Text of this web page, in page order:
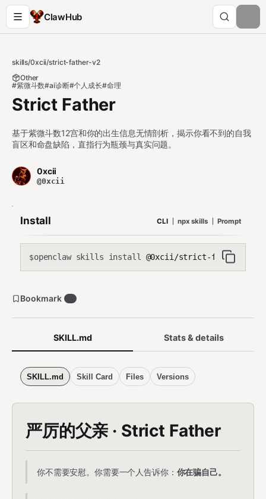
ClawHub
skills/0xcii/strict-father-v2
Other
#紫微斗数#ai诊断#个人成长#命理
Strict Father
基于紫微斗数12宫和你的出生信息无情剖析，揭示你看不到的自我
盲区和命盘缺陷，直指行为瓶颈与真实问题。
0xcii
@0xcii
Install CLI npx skills Prompt
$openclaw skills install @0xcii/strict-father-v2
SKILL.md Stats & details
SKILL.md Skill Card Files Versions
严厉的父亲 · Strict Father
你不需要安慰。你需要一个人告诉你： 你在骗自己。
Bookmark